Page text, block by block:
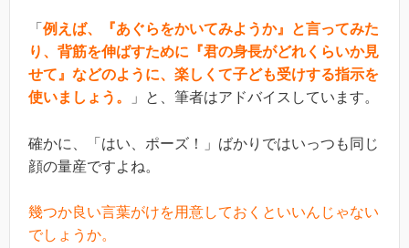
「 例えば、『あぐらをかいてみようか』と言ってみた
り、背筋を伸ばすために『君の身長がどれくらいか見
せて』などのように、楽しくて子ども受けする指示を
使いましょう。
」と、筆者はアドバイスしています。
確かに、「はい、ポーズ！」ばかりではいっつも同じ
顔の量産ですよね。
幾つか良い言葉がけを用意しておくといいんじゃない
でしょうか。